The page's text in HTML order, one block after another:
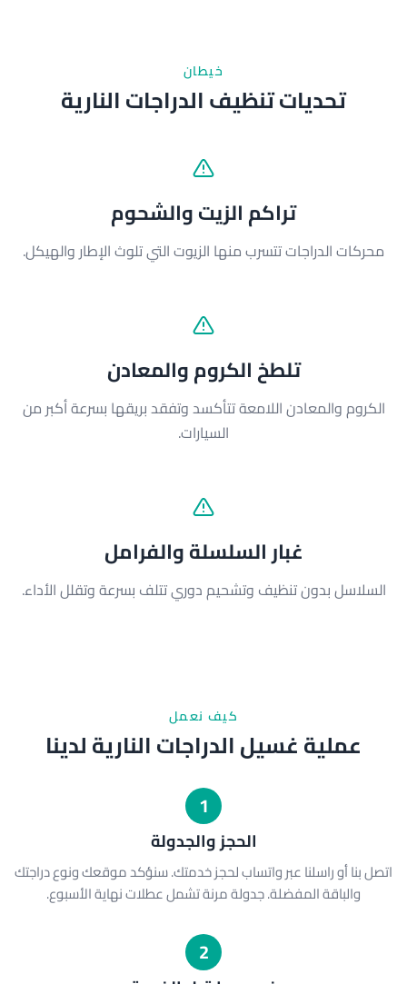
خيطان
تحديات تنظيف الدراجات النارية
تراكم الزيت والشحوم
محركات الدراجات تتسرب منها الزيوت التي تلوث الإطار والهيكل.
تلطخ الكروم والمعادن
الكروم والمعادن اللامعة تتأكسد وتفقد بريقها بسرعة أكبر من
السيارات.
غبار السلسلة والفرامل
السلاسل بدون تنظيف وتشحيم دوري تتلف بسرعة وتقلل الأداء.
كيف نعمل
عملية غسيل الدراجات النارية لدينا
1
الحجز والجدولة
اتصل بنا أو راسلنا عبر واتساب لحجز خدمتك. سنؤكد موقعك ونوع دراجتك
والباقة المفضلة. جدولة مرنة تشمل عطلات نهاية الأسبوع.
2